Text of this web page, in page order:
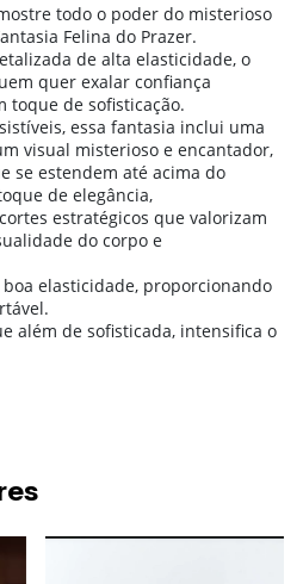
todo o poder do misterioso
Felina do Prazer.
de alta elasticidade, o
quer exalar confiança
toque de sofisticação.
essa fantasia inclui uma
visual misterioso e encantador,
se estendem até acima do
de elegância,
estratégicos que valorizam
do corpo e
elasticidade, proporcionando
além de sofisticada, intensifica o